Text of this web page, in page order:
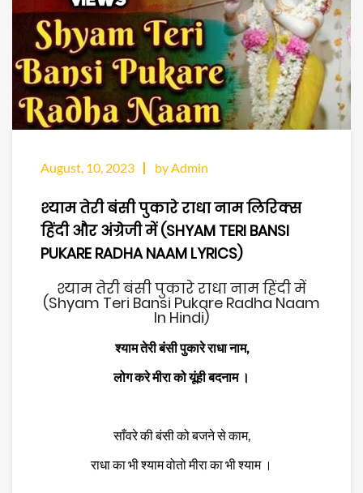
August, 10, 2023 by Admin
श्याम तेरी बंसी पुकारे राधा नाम लिरिक्स
हिंदी और अंग्रेजी में (SHYAM TERI BANSI
PUKARE RADHA NAAM LYRICS)
श्याम तेरी बंसी पुकारे राधा नाम हिंदी में
(Shyam Teri Bansi Pukare Radha Naam
In Hindi)
श्याम तेरी बंसी पुकारे राधा नाम,
लोग करे मीरा को यूंही बदनाम ।
साँवरे की बंसी को बजने से काम,
राधा का भी श्याम वोतो मीरा का भी श्याम ।